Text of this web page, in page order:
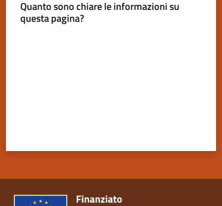
su
Quanto sono chiare le informazioni su
questa pagina?